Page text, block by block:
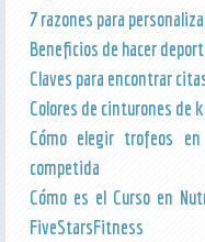
7 razones para
Beneficios de hacer
Claves para encontrar
Colores de cinturones de
Cómo elegir trofeos
competida
Cómo es el Curso en
FiveStarsFitness